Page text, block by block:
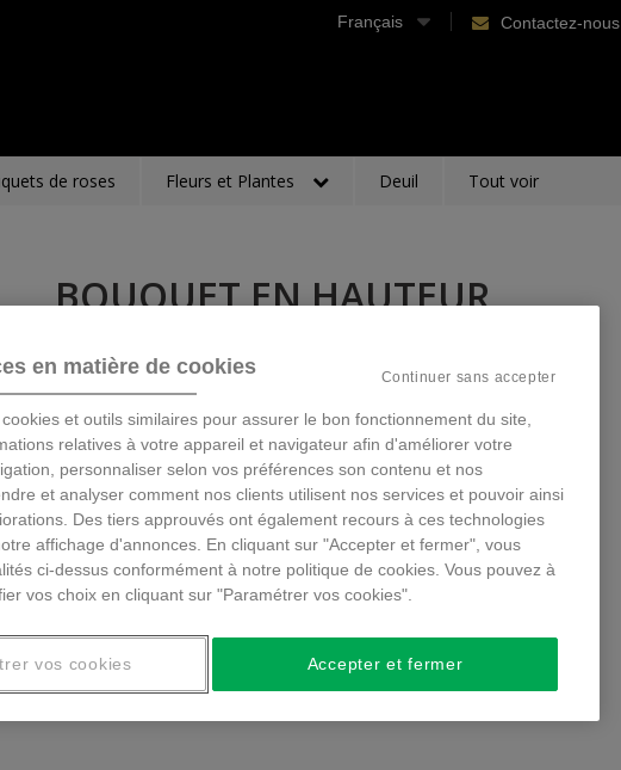
Français Contactez-nous
de roses Fleurs et Plantes Deuil Tout voir
BOUQUET EN HAUTEUR
55,00 €TTC
Ajouter au panier
en matière de cookies
et outils similaires pour assurer le bon fonctionnement du site,
relatives à votre appareil et navigateur afin d'améliorer votre
personnaliser selon vos préférences son contenu et nos
et analyser comment nos clients utilisent nos services et pouvoir ainsi
Des tiers approuvés ont également recours à ces technologies
affichage d'annonces. En cliquant sur "Accepter et fermer", vous
ci-dessus conformément à notre politique de cookies. Vous pouvez à
vos choix en cliquant sur "Paramétrer vos cookies".
Continuer sans accepter
Accepter et fermer
vos cookies